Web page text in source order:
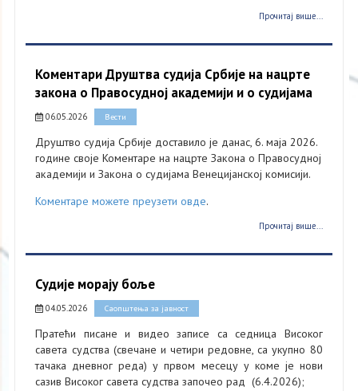
Прочитај више...
Коментари Друштва судија Србије на нацрте
закона о Правосудној академији и о судијама
06.05.2026 Вести
Друштво судија Србије доставило је данас, 6. маја 2026.
године своје Коментаре на нацрте Закона о Правосудној
академији и Закона о судијама Венецијанској комисији.
Коментаре можете преузети овде.
Прочитај више...
Судије морају боље
04.05.2026 Саопштења за јавност
Пратећи писане и видео записе са седница Високог
савета судства (свечане и четири редовне, са укупно 80
тачака дневног реда) у првом месецу у коме је нови
сазив Високог савета судства започео рад (6.4.2026);